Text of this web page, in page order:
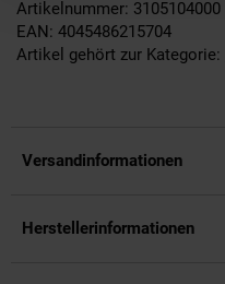
Artikelnummer: 3105104000
EAN: 4045486215704
Artikel gehört zur Kategorie:
Versandinformationen
Herstellerinformationen